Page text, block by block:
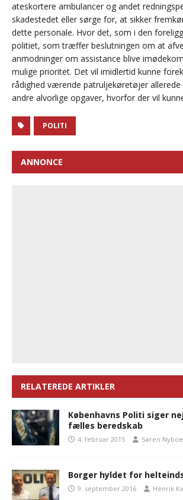
ateskortere ambulancer og andet
skadestedet eller sørge for, at sikker
dette personale. Hvor det, som i den
politiet, som træffer beslutningen om at
anmodninger om assistance blive
mulige prioritet. Det vil imidlertid kunne
rådighed værende patruljekøretøjer allerede
andre alvorlige opgaver, hvorfor der vil
POLITI
ANNONCE
RELATEREDE ARTIKLER
Københavns Politi siger
fælles beredskab
4. februar 2015 Søren
Borger hyldet for
9. september 2016 Henrik